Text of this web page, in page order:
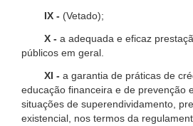
IX - (Vetado);
X - a adequada e eficaz
públicos em geral.
XI - a garantia de práticas de
educação financeira e de prevenção
situações de superendividamento,
existencial, nos termos da